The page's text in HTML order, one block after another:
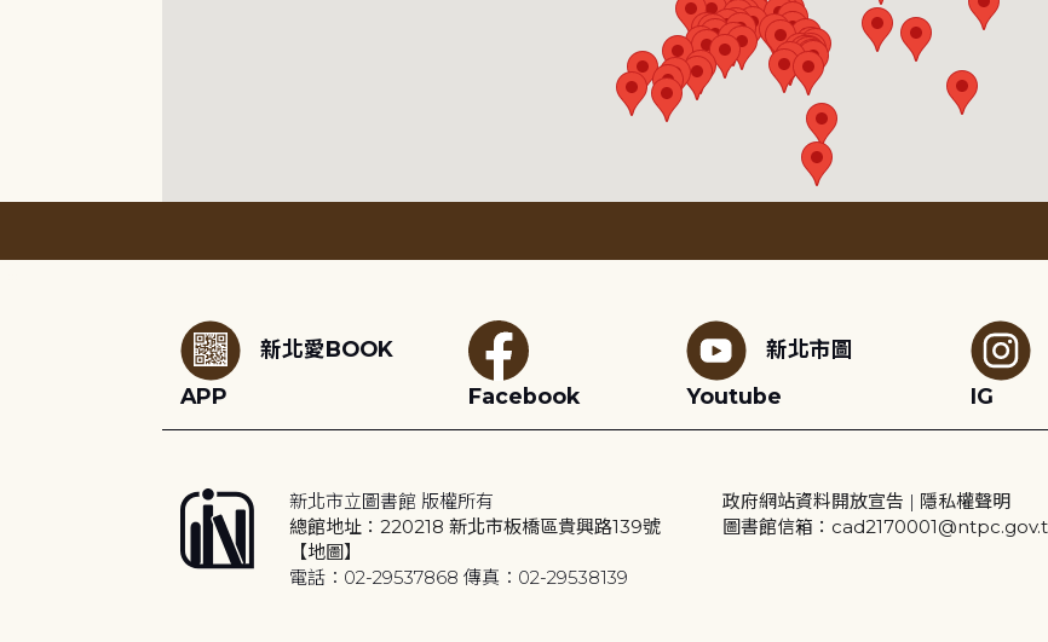
新北愛BOOK
APP
Facebook
新北市圖
Youtube
IG
新北市立圖書館 版權所有
總館地址：220218 新北市板橋區貴興路139號
【地圖】
電話：02-29537868 傳真：02-29538139
政府網站資料開放宣告 | 隱私權聲明
圖書館信箱：